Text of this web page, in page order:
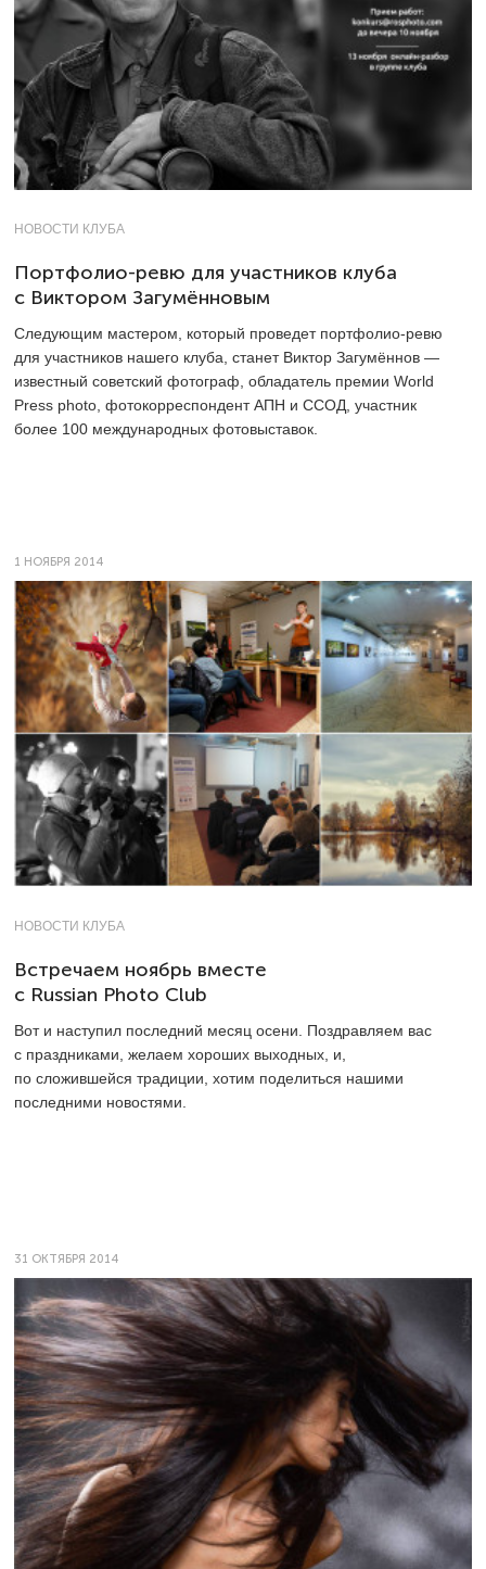
НОВОСТИ КЛУБА
Портфолио-ревю для участников клуба
c Виктором Загумённовым
Следующим мастером, который проведет портфолио-ревю
для участников нашего клуба, станет Виктор Загумённов —
известный советский фотограф, обладатель премии World
Press photo, фотокорреспондент АПН и ССОД, участник
более 100 международных фотовыставок.
1 НОЯБРЯ 2014
НОВОСТИ КЛУБА
Встречаем ноябрь вместе
c Russian Photo Club
Вот и наступил последний месяц осени. Поздравляем вас
с праздниками, желаем хороших выходных, и,
по сложившейся традиции, хотим поделиться нашими
последними новостями.
31 ОКТЯБРЯ 2014